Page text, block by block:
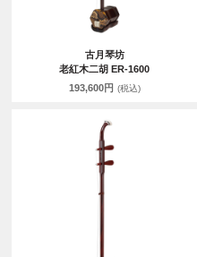
古月琴坊
老紅木二胡 ER-1600
193,600円 (税込)